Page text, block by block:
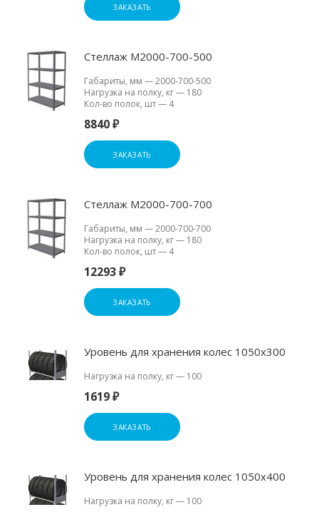
ЗАКАЗАТЬ
Стеллаж М2000-700-500
Габариты, мм —2000-700-500
Нагрузка на полку, кг— 180
Кол-во полок, шт— 4
8840 ₽
ЗАКАЗАТЬ
Стеллаж М2000-700-700
Габариты, мм —2000-700-700
Нагрузка на полку, кг— 180
Кол-во полок, шт— 4
12293 ₽
ЗАКАЗАТЬ
Уровень для хранения колес 1050х300
Нагрузка на полку, кг— 100
1619 ₽
ЗАКАЗАТЬ
Уровень для хранения колес 1050х400
Нагрузка на полку, кг— 100